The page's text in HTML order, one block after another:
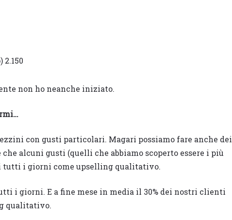
non ho neanche iniziato.
con gusti particolari. Magari possiamo fare anche dei
alcuni gusti (quelli che abbiamo scoperto essere i più
tutti i giorni come upselling qualitativo.
i giorni. E a fine mese in media il 30% dei nostri clienti
qualitativo.